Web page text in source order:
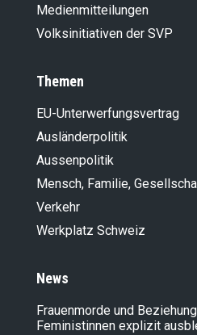
Medienmitteilungen
Volksinitiativen der SVP
Themen
EU-Unterwerfungsvertrag
Ausländer­politik
Aussenpolitik
Mensch, Familie,
Verkehr
Werkplatz Schweiz
News
Frauenmorde und
Feministinnen explizit